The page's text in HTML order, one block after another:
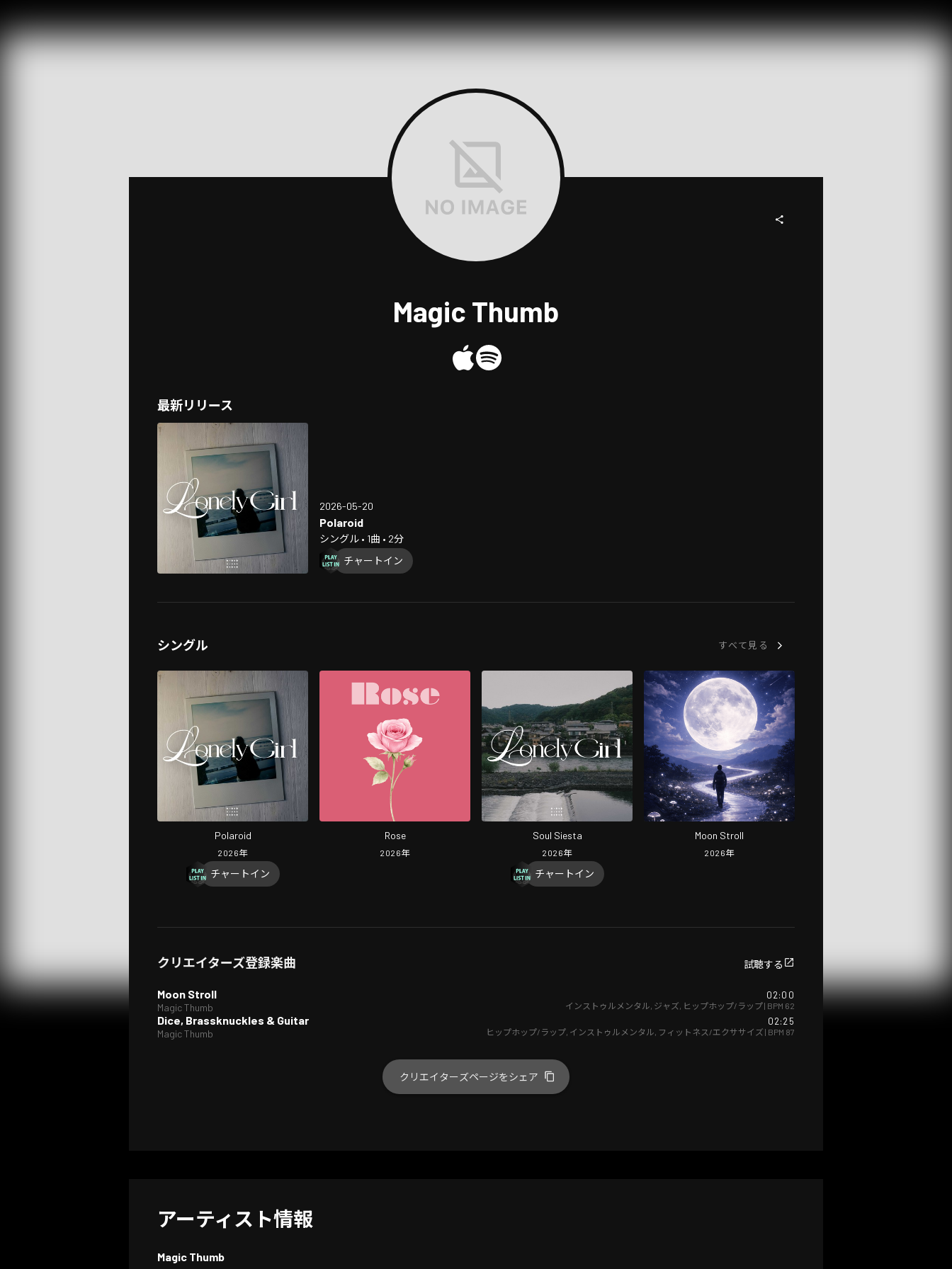
Magic Thumb
最新リリース
2026-05-20
Polaroid
シングル • 1曲 • 2分
チャートイン
シングル すべて見る
Polaroid
2026年
チャートイン
Rose
2026年
Soul Siesta
2026年
チャートイン
Moon Stroll
2026年
クリエイターズ登録楽曲 試聴する
Moon Stroll
Magic Thumb
02:00
インストゥルメンタル, ジャズ, ヒップホップ/ラップ| BPM 62
Dice, Brassknuckles & Guitar
Magic Thumb
02:25
ヒップホップ/ラップ, インストゥルメンタル, フィットネス/エクササイズ | BPM 87
クリエイターズページをシェア
アーティスト情報
Magic Thumb